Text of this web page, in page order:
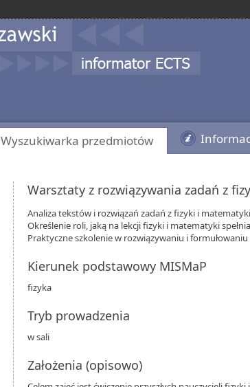
Wyszukiwarka przedmiotów
Warsztaty z rozwiązywania zadań z
Analiza tekstów i rozwiązań zadań z fizyki i
Określenie roli, jaką na lekcji fizyki i matematyki
Praktyczne szkolenie w rozwiązywaniu i formułowaniu
Kierunek podstawowy MISMaP
fizyka
Tryb prowadzenia
w sali
Założenia (opisowo)